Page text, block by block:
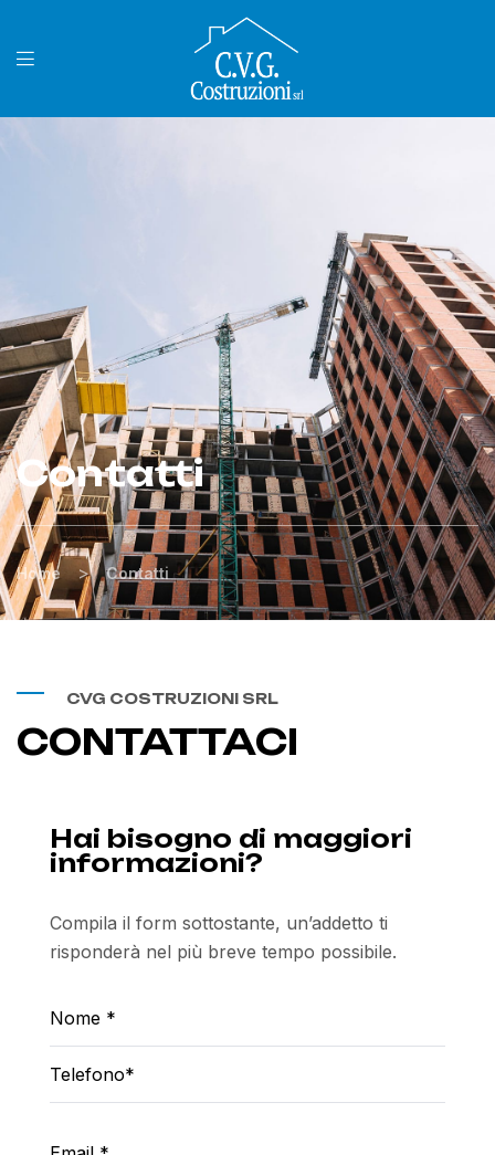
Contatti
Home > Contatti
CVG COSTRUZIONI SRL
CONTATTACI
Hai bisogno di maggiori
informazioni?
Compila il form sottostante, un’addetto ti
risponderà nel più breve tempo possibile.